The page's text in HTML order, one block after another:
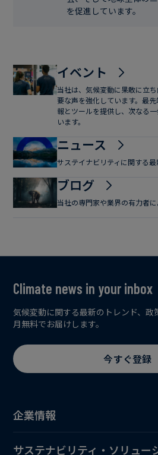
ン
を促進しています。
イベント
当社は、気候変動に果敢に立
要な声を強化しています。最
報とツールを提供し、次なる
います。
ニュース
サステイナビリティに関する
ブログ
当社の専門家や業界の有力者
企業情報
サステナビリティ・ソリュー
Climate news in your inbox
気候変動に関する最新のトレンド、
月無料でお届けします。
今すぐ登録